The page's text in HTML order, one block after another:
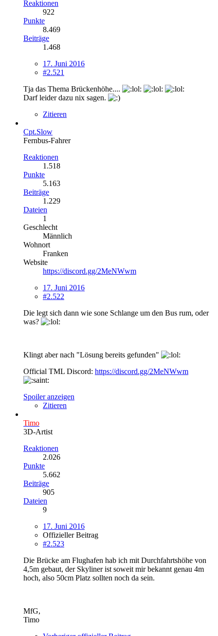
Reaktionen
922
Punkte
8.469
Beiträge
1.468
17. Juni 2016
#2.521
Tja das Thema Brückenhöhe....
Darf leider dazu nix sagen.
Zitieren
Cpt.Slow
Fernbus-Fahrer
Reaktionen
1.518
Punkte
5.163
Beiträge
1.229
Dateien
1
Geschlecht
Männlich
Wohnort
Franken
Website
https://discord.gg/2MeNWwm
17. Juni 2016
#2.522
Die legt sich dann wie sone Schlange um den Bus rum, oder
was?
Klingt aber nach "Lösung bereits gefunden"
Official TML Discord: https://discord.gg/2MeNWwm
Spoiler anzeigen
Zitieren
Timo
3D-Artist
Reaktionen
2.026
Punkte
5.662
Beiträge
905
Dateien
9
17. Juni 2016
Offizieller Beitrag
#2.523
Die Brücke am Flughafen hab ich mit Durchfahrtshöhe von
4,5m gebaut, der Skyliner ist soweit mir bekannt genau 4m
hoch, also 50cm Platz sollten noch da sein.
MfG,
Timo